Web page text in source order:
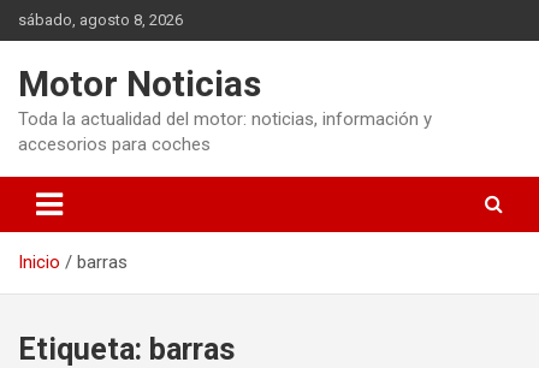
Saltar
al
sábado, agosto 8, 2026
Motor Noticias
Toda la actualidad del motor: noticias, información y
accesorios para coches
Inicio barras
Etiqueta: barras